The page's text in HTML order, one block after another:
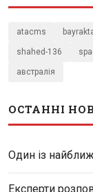
atacms
shahed-136
австралія
ОСТАННІ
Один із
Експерти